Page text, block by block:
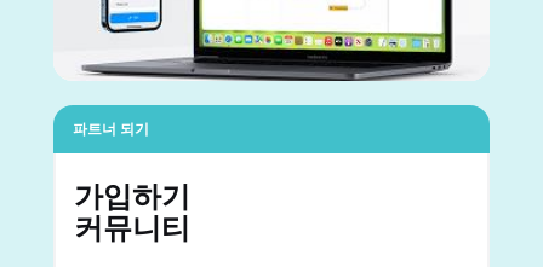
파트너 되기
가입하기
커뮤니티